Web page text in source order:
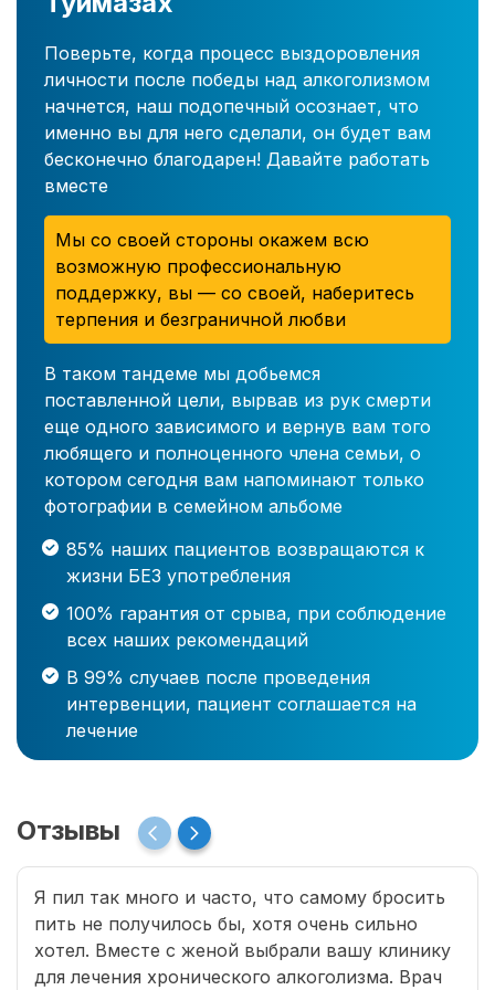
Поверьте, когда процесс выздоровления
личности после победы над алкоголизмом
начнется, наш подопечный осознает, что
именно вы для него сделали, он будет вам
бесконечно благодарен! Давайте работать
вместе
Мы со своей стороны окажем всю
возможную профессиональную
поддержку, вы — со своей, наберитесь
терпения и безграничной любви
В таком тандеме мы добьемся
поставленной цели, вырвав из рук смерти
еще одного зависимого и вернув вам того
любящего и полноценного члена семьи, о
котором сегодня вам напоминают только
фотографии в семейном альбоме
85% наших пациентов возвращаются к
жизни БЕЗ употребления
100% гарантия от срыва, при соблюдение
всех наших рекомендаций
В 99% случаев после проведения
интервенции, пациент соглашается на
лечение
Отзывы
Я пил так много и часто, что самому бросить
пить не получилось бы, хотя очень сильно
хотел. Вместе с женой выбрали вашу клинику
для лечения хронического алкоголизма. Врач